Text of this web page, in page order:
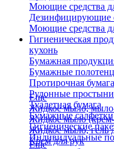
Моющие средства
Дезинфицирующие
Моющие средства
Гигиеническая
кухонь
Бумажная
Бумажные
Протирочная бумага
Рулонные простыни
Туалетная бумага
Бумажные салфетки
Гигиенические
Индивидуальные
Еще
Жидкое мыло,
Жидкое мыло
Жидкое мыло, гель
Крем для рук
Еще